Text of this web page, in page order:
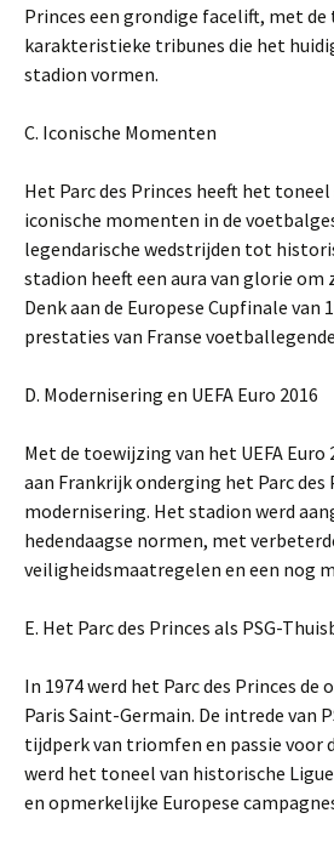
Princes een grondige facelift, met de
karakteristieke tribunes die het
stadion vormen.
C. Iconische Momenten
Het Parc des Princes heeft het
iconische momenten in de
legendarische wedstrijden tot
stadion heeft een aura van glorie om
Denk aan de Europese Cupfinale van
prestaties van Franse
D. Modernisering en UEFA Euro 2016
Met de toewijzing van het UEFA Euro
aan Frankrijk onderging het Parc des
modernisering. Het stadion werd
hedendaagse normen, met
veiligheidsmaatregelen en een nog
E. Het Parc des Princes als PSG-
In 1974 werd het Parc des Princes de
Paris Saint-Germain. De intrede van
tijdperk van triomfen en passie voor
werd het toneel van historische
en opmerkelijke Europese